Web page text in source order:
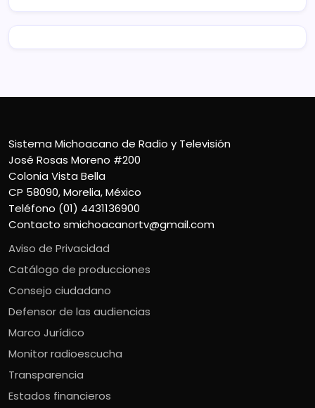
Sistema Michoacano de Radio y Televisión
José Rosas Moreno #200
Colonia Vista Bella
CP 58090, Morelia, México
Teléfono (01) 4431136900
Contacto smichoacanortv@gmail.com
Aviso de Privacidad
Catálogo de producciones
Consejo ciudadano
Defensor de las audiencias
Marco Jurídico
Monitor radioescucha
Transparencia
Estados financieros